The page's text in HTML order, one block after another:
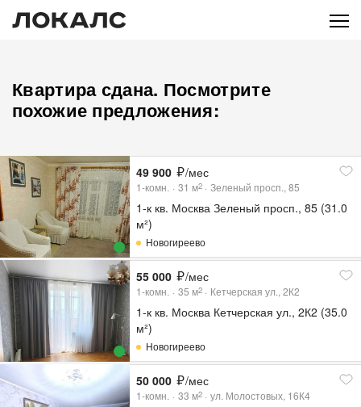
Квартира сдана. Посмотрите
похожие предложения:
49 900 /мес
1-комн. 31 м2 Зеленый просп., 85
1-к кв. Москва Зеленый просп., 85 (31.0
м²)
Новогиреево
55 000 /мес
1-комн. 35 м2 Кетчерская ул., 2К2
1-к кв. Москва Кетчерская ул., 2К2 (35.0
м²)
Новогиреево
50 000 /мес
1-комн. 33 м2 ул. Молостовых, 16К4